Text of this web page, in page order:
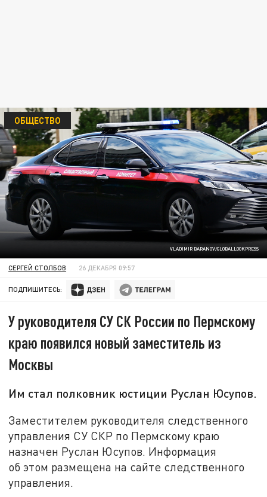
VLADIMIR BARANOV/GLOBALLOOKPRESS
ОБЩЕСТВО
СЕРГЕЙ СТОЛБОВ 26 ДЕКАБРЯ 09:57
ПОДПИШИТЕСЬ:
У руководителя СУ СК России по Пермскому
краю появился новый заместитель из
Москвы
Им стал полковник юстиции Руслан Юсупов.
Заместителем руководителя следственного
управления СУ СКР по Пермскому краю
назначен Руслан Юсупов. Информация
об этом размещена на сайте следственного
управления.